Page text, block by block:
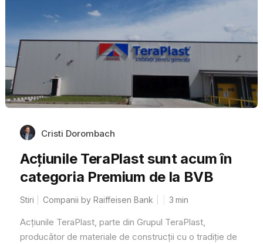
Cristi Dorombach
Acțiunile TeraPlast sunt acum în
categoria Premium de la BVB
Stiri Companii by Raiffeisen Bank 3 min
Acțiunile TeraPlast, parte din Grupul TeraPlast,
producător de materiale de construcții cu o tradiție de